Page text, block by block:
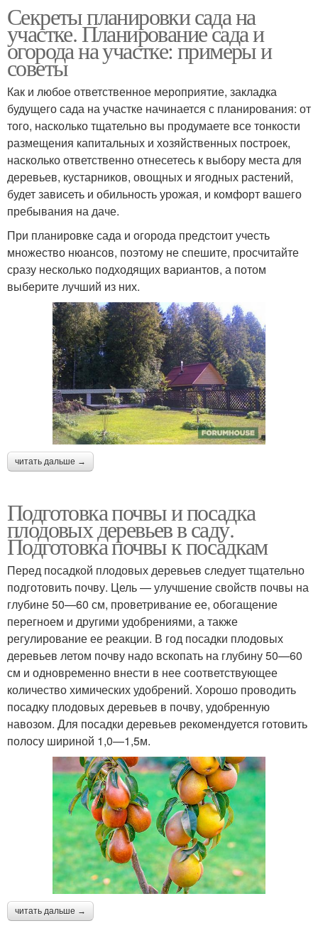
Секреты планировки сада на
участке. Планирование сада и
огорода на участке: примеры и
советы
Как и любое ответственное мероприятие, закладка
будущего сада на участке начинается с планирования: от
того, насколько тщательно вы продумаете все тонкости
размещения капитальных и хозяйственных построек,
насколько ответственно отнесетесь к выбору места для
деревьев, кустарников, овощных и ягодных растений,
будет зависеть и обильность урожая, и комфорт вашего
пребывания на даче.
При планировке сада и огорода предстоит учесть
множество нюансов, поэтому не спешите, просчитайте
сразу несколько подходящих вариантов, а потом
выберите лучший из них.
читать дальше →
Подготовка почвы и посадка
плодовых деревьев в саду.
Подготовка почвы к посадкам
Перед посадкой плодовых деревьев следует тщательно
подготовить почву. Цель — улучшение свойств почвы на
глубине 50—60 см, проветривание ее, обогащение
перегноем и другими удобрениями, а также
регулирование ее реакции. В год посадки плодовых
деревьев летом почву надо вскопать на глубину 50—60
см и одновременно внести в нее соответствующее
количество химических удобрений. Хорошо проводить
посадку плодовых деревьев в почву, удобренную
навозом. Для посадки деревьев рекомендуется готовить
полосу шириной 1,0—1,5м.
читать дальше →